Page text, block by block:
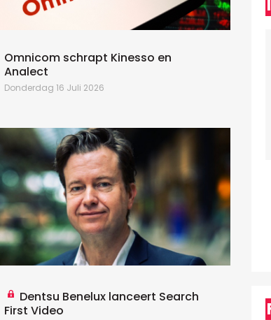
Omnicom schrapt Kinesso en
Analect
Donderdag 16 Juli 2026
Dentsu Benelux lanceert Search
First Video